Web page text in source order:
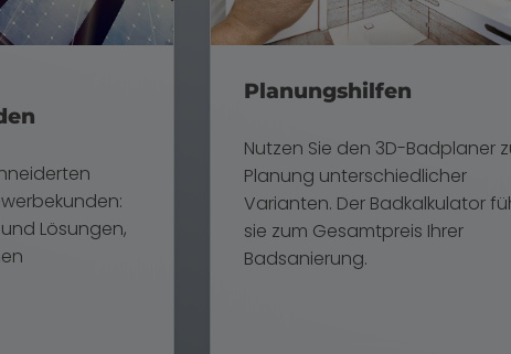
Lösungen,
Planungshilfen
Nutzen Sie den 3D-Badplaner
Planung unterschiedlicher
Varianten. Der Badkalkulator
sie zum Gesamtpreis Ihrer
Badsanierung.